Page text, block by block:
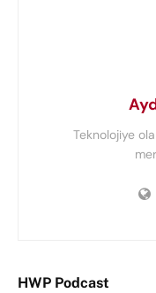
Teknolojiye
HWP Podcast